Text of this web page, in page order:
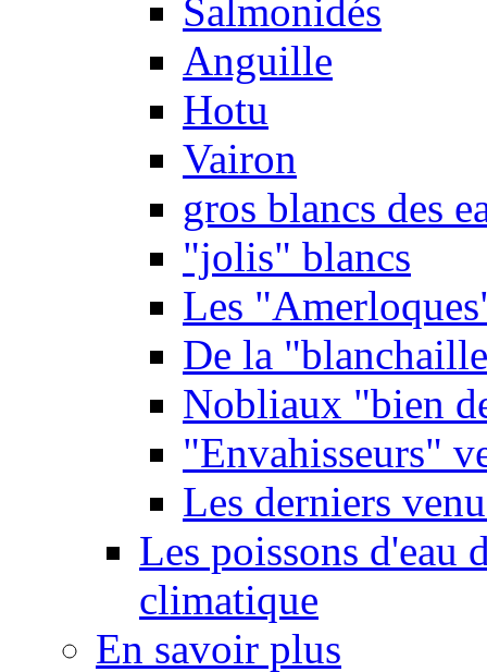
Salmonidés
Anguille
Hotu
Vairon
gros blancs des
"jolis" blancs
Les
De la
Nobliaux "bien
"Envahisseurs"
Les derniers
Les poissons d'eau
climatique
En savoir plus